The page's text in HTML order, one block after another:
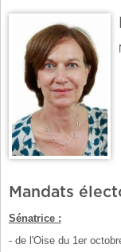
Mandats
Sénatrice :
- de l'Oise du 1er